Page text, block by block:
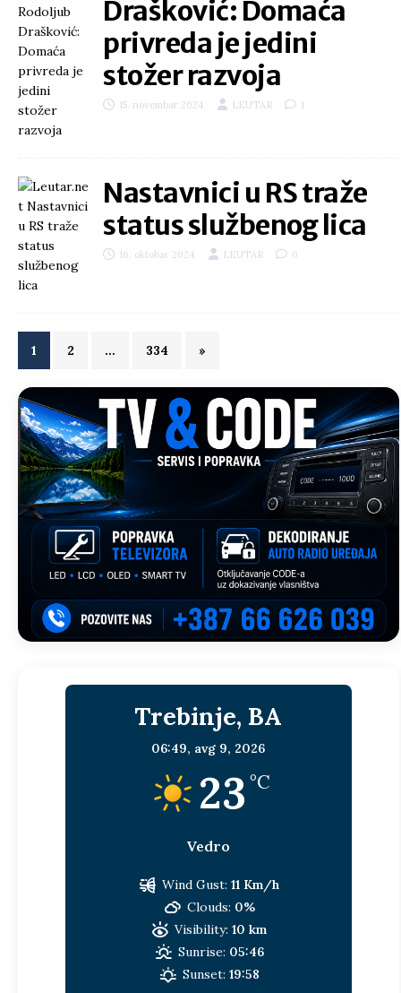
Drašković: Domaća
privreda je jedini
stožer razvoja
15. novembar 2024. LEUTAR 1
Nastavnici u RS traže
status službenog lica
16. oktobar 2024. LEUTAR 0
1 2 … 334 »
Trebinje, BA
06:49, avg 9, 2026
23 °C
Vedro
Wind Gust: 11 Km/h
Clouds: 0%
Visibility: 10 km
Sunrise: 05:46
Sunset: 19:58